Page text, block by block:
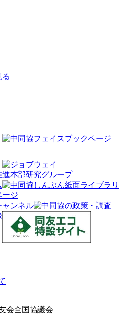
る
会全国協議会